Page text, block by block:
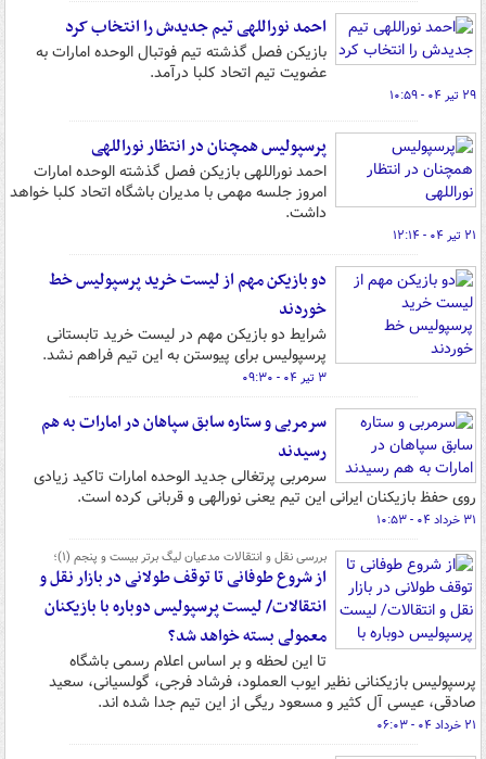
احمد نوراللهی تیم جدیدش را انتخاب کرد
بازیکن فصل گذشته تیم فوتبال الوحده امارات به
عضویت تیم اتحاد کلبا درآمد.
۲۹ تیر ۰۴ - ۱۰:۵۹
پرسپولیس همچنان در انتظار نوراللهی
احمد نوراللهی بازیکن فصل گذشته الوحده امارات
امروز جلسه مهمی با مدیران باشگاه اتحاد کلبا خواهد
داشت.
۲۱ تیر ۰۴ - ۱۲:۱۴
دو بازیکن مهم از لیست خرید پرسپولیس خط
خوردند
شرایط دو بازیکن مهم در لیست خرید تابستانی
پرسپولیس برای پیوستن به این تیم فراهم نشد.
۳ تیر ۰۴ - ۰۹:۳۰
سرمربی و ستاره سابق سپاهان در امارات به هم
رسیدند
سرمربی پرتغالی جدید الوحده امارات تاکید زیادی
روی حفظ بازیکنان ایرانی این تیم یعنی نورالهی و قربانی کرده است.
۳۱ خرداد ۰۴ - ۱۰:۵۳
بررسی نقل و انتقالات مدعیان لیگ برتر بیست و پنجم (۱)؛
از شروع طوفانی تا توقف طولانی در بازار نقل و
انتقالات/ لیست پرسپولیس دوباره با بازیکنان
معمولی بسته خواهد شد؟
تا این لحظه و بر اساس اعلام رسمی باشگاه
پرسپولیس بازیکنانی نظیر ایوب العملود، فرشاد فرجی، گولسیانی، سعید
صادقی، عیسی آل کثیر و مسعود ریگی از این تیم جدا شده اند.
۲۱ خرداد ۰۴ - ۰۶:۰۳